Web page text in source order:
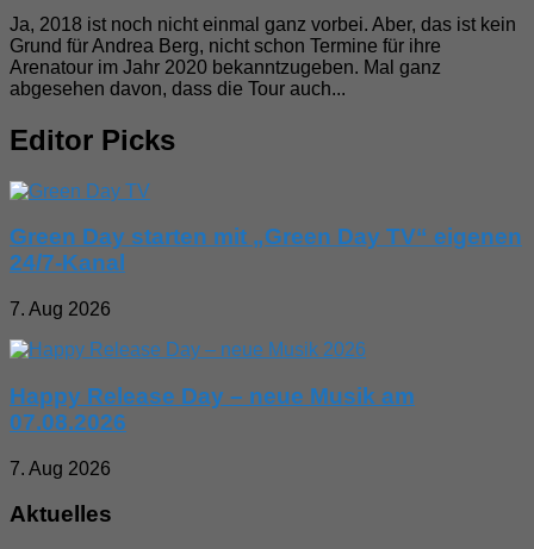
Ja, 2018 ist noch nicht einmal ganz vorbei. Aber, das ist kein
Grund für Andrea Berg, nicht schon Termine für ihre
Arenatour im Jahr 2020 bekanntzugeben. Mal ganz
abgesehen davon, dass die Tour auch...
Editor Picks
Green Day starten mit „Green Day TV“ eigenen
24/7-Kanal
7. Aug 2026
Happy Release Day – neue Musik am
07.08.2026
7. Aug 2026
Aktuelles